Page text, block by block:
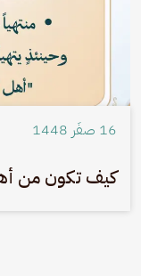
16 صفَر 1448
كيف تكون من